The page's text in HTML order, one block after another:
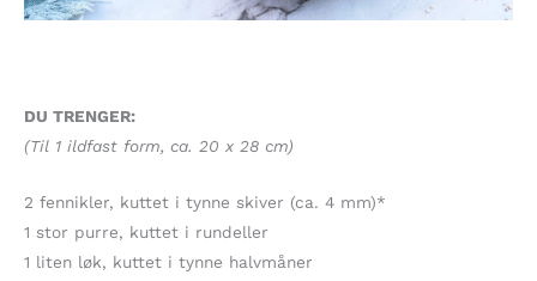
DU TRENGER:
(Til 1 ildfast form, ca. 20 x 28 cm)
2 fennikler, kuttet i tynne skiver (ca. 4 mm)*
1 stor purre, kuttet i rundeller
1 liten løk, kuttet i tynne halvmåner